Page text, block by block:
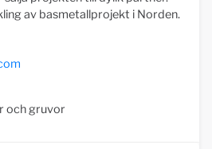
av basmetallprojekt i Norden.
och gruvor